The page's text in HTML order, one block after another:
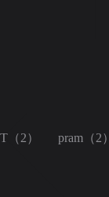
（2） pram（2）